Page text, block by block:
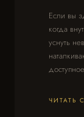
Если вы
когда
уснуть
ЧИТАТЬ